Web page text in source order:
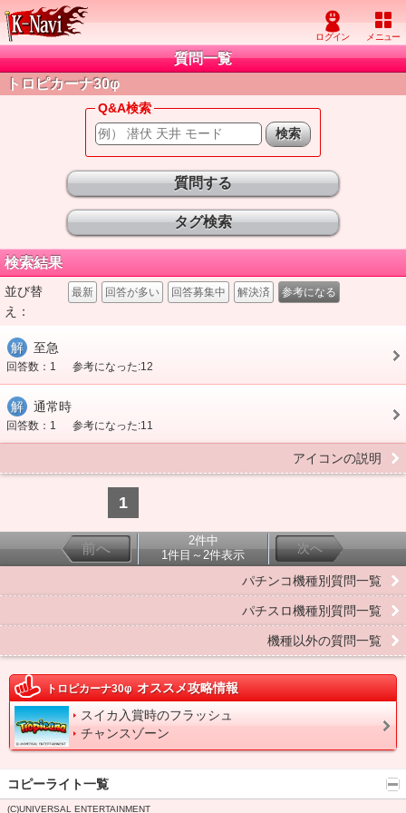
質問一覧
トロピカーナ30φ
Q&A検索
質問する
タグ検索
検索結果
並び替
え：
最新 回答が多い 回答募集中 解決済 参考になる
解 至急
回答数：1 参考になった:12
解 通常時
回答数：1 参考になった:11
アイコンの説明
1
前へ
2件中
1件目～2件表示
次へ
パチンコ機種別質問一覧
パチスロ機種別質問一覧
機種以外の質問一覧
トロピカーナ30φ オススメ攻略情報
スイカ入賞時のフラッシュ
チャンスゾーン
コピーライト一覧
(C)UNIVERSAL ENTERTAINMENT